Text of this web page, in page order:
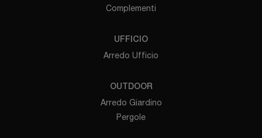
Complementi
UFFICIO
Arredo Ufficio
OUTDOOR
Arredo Giardino
Pergole